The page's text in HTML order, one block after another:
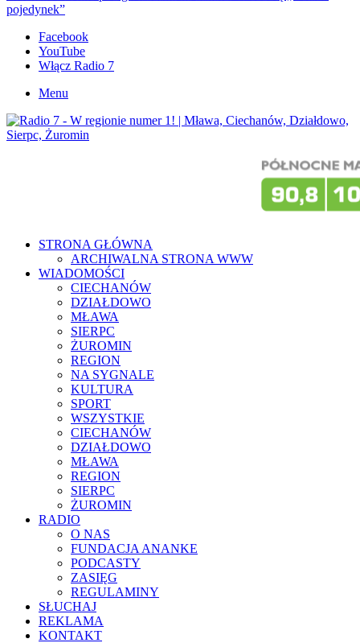
pojedynek”
Facebook
YouTube
Włącz Radio 7
Menu
STRONA GŁÓWNA
ARCHIWALNA STRONA WWW
WIADOMOŚCI
CIECHANÓW
DZIAŁDOWO
MŁAWA
SIERPC
ŻUROMIN
REGION
NA SYGNALE
KULTURA
SPORT
WSZYSTKIE
CIECHANÓW
DZIAŁDOWO
MŁAWA
REGION
SIERPC
ŻUROMIN
RADIO
O NAS
FUNDACJA ANANKE
PODCASTY
ZASIĘG
REGULAMINY
SŁUCHAJ
REKLAMA
KONTAKT